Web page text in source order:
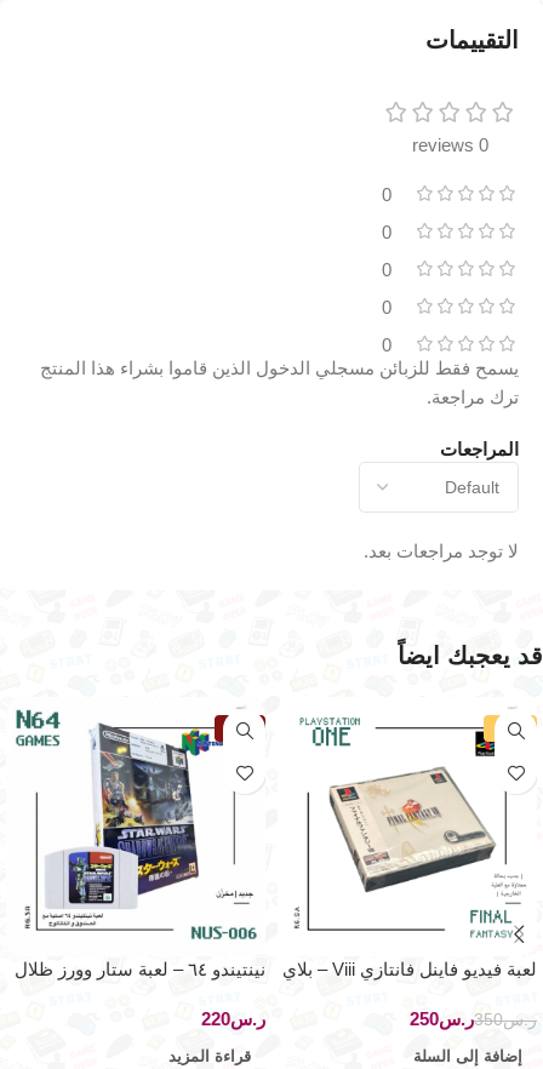
التقييمات
0 reviews
0
0
0
0
0
المراجعات
لا توجد مراجعات بعد.
يسمح فقط للزبائن مسجلي الدخول الذين قاموا بشراء هذا المنتج
ترك مراجعة.
قد يعجبك ايضاً
-29%
لعبة فيديو فاينل فانتازي Viii – بلاي
ر.س350ر.س250
إضافة إلى السلة
نفذت
نينتيندو ٦٤ – لعبة ستار وورز ظلال
ر.س
قراءة المزيد